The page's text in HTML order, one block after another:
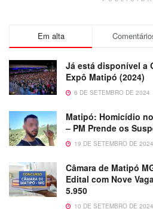
Em alta
Já está disponível a
Expô Matipó (2024)
6 DE SETEMBRO DE 2024
Matipó: Homicídio
– PM Prende os
19 DE SETEMBRO DE 2024
Câmara de Matipó
Edital com Nove
5.950
10 DE SETEMBRO DE 2024